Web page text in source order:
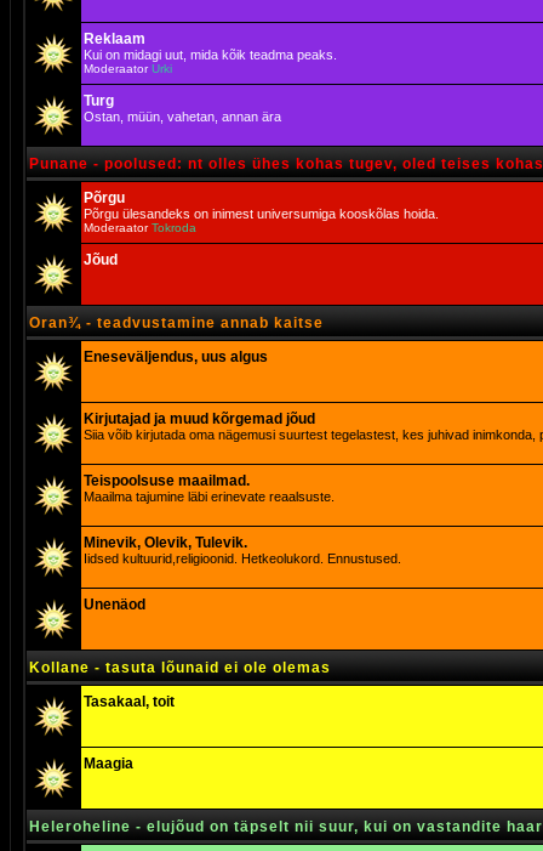
Reklaam
Kui on midagi uut, mida kõik teadma peaks.
ModeraatorUrki
Turg
Ostan, müün, vahetan, annan ära
Punane - poolused: nt olles ühes kohas tugev, oled teises
Põrgu
Põrgu ülesandeks on inimest universumiga kooskõlas hoida.
ModeraatorTokroda
Jõud
Oran¾ - teadvustamine annab kaitse
Eneseväljendus, uus algus
Kirjutajad ja muud kõrgemad jõud
Siia võib kirjutada oma nägemusi suurtest tegelastest, kes juhivad inimkonda,
Teispoolsuse maailmad.
Maailma tajumine läbi erinevate reaalsuste.
Minevik, Olevik, Tulevik.
Iidsed kultuurid,religioonid. Hetkeolukord. Ennustused.
Unenäod
Kollane - tasuta lõunaid ei ole olemas
Tasakaal, toit
Maagia
Heleroheline - elujõud on täpselt nii suur, kui on vastandite